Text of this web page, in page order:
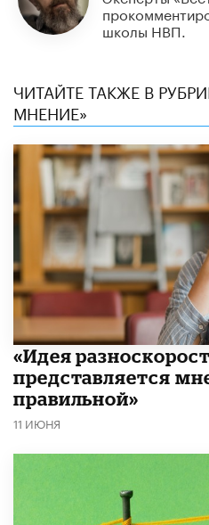
школы НВП.
ЧИТАЙТЕ ТАКЖЕ В
МНЕНИЕ»
«Идея
представляется
правильной»
11 ИЮНЯ